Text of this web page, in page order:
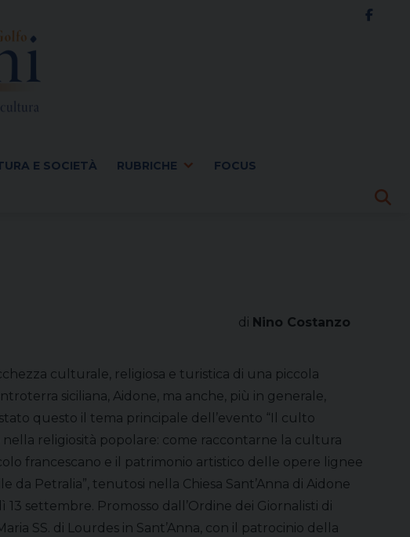
E SOCIETÀ RUBRICHE FOCUS
di Nino Costanzo
culturale, religiosa e turistica di una piccola
siciliana, Aidone, ma anche, più in generale,
questo il tema principale dell’evento “Il culto
nella religiosità popolare: come raccontarne la cultura
francescano e il patrimonio artistico delle opere lignee
da Petralia”, tenutosi nella Chiesa Sant’Anna di Aidone
settembre. Promosso dall’Ordine dei Giornalisti di
SS. di Lourdes in Sant’Anna, con il patrocinio della